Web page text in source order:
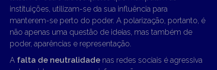
instituições, utilizam-se da sua influência para
manterem-se perto do poder. A polarização, portanto, é
não apenas uma questão de ideias, mas também de
poder, aparências e representação.
A falta de neutralidade nas redes sociais é agressiva